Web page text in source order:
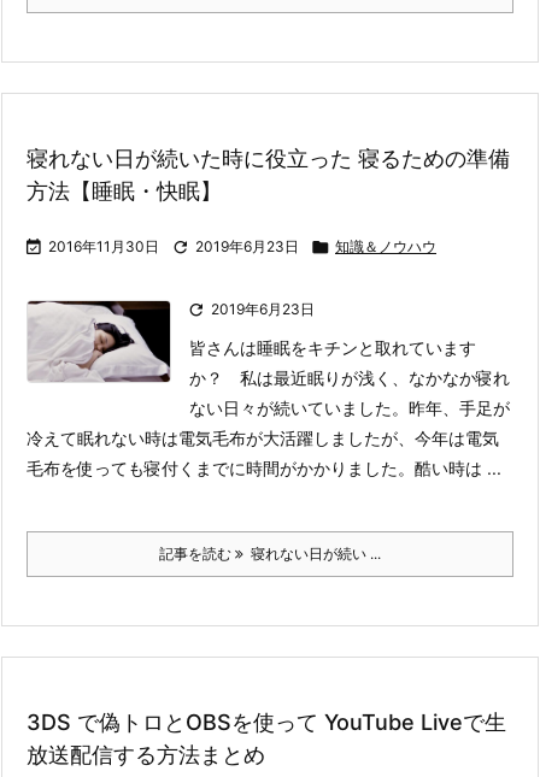
寝れない日が続いた時に役立った 寝るための準備
方法【睡眠・快眠】
 2016年11月30日  2019年6月23日  知識＆ノウハウ
 2019年6月23日
皆さんは睡眠をキチンと取れています
か？ 私は最近眠りが浅く、なかなか寝れ
ない日々が続いていました。昨年、手足が
冷えて眠れない時は電気毛布が大活躍しましたが、今年は電気
毛布を使っても寝付くまでに時間がかかりました。酷い時は ...
記事を読む 寝れない日が続い ...
3DS で偽トロとOBSを使って YouTube Liveで生
放送配信する方法まとめ